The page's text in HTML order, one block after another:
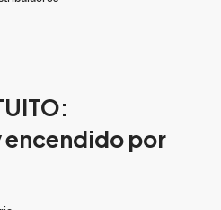
encendido por